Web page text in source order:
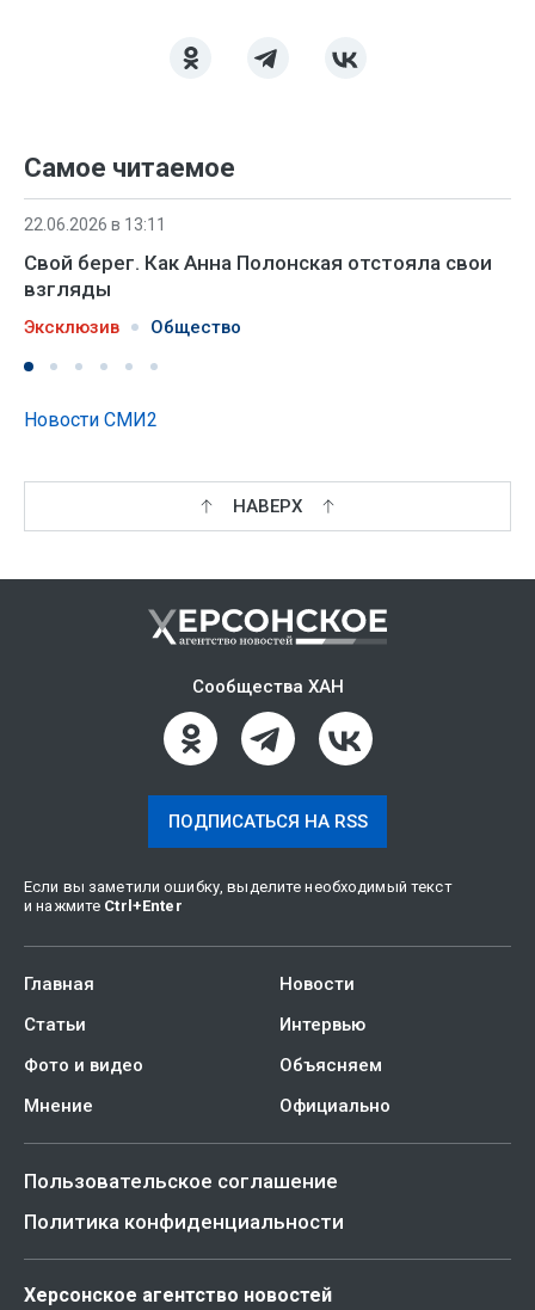
Самое читаемое
22.06.2026 в 13:11
Свой берег. Как Анна Полонская отстояла свои
взгляды
Эксклюзив Общество
Новости СМИ2
НАВЕРХ
Сообщества ХАН
ПОДПИСАТЬСЯ НА RSS
Если вы заметили ошибку, выделите необходимый текст
и нажмите Ctrl +Enter
Главная
Новости
Статьи
Интервью
Фото и видео
Объясняем
Мнение
Официально
Пользовательское соглашение
Политика конфиденциальности
Херсонское агентство новостей